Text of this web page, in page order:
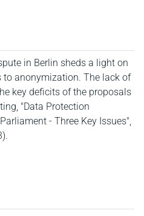
in Berlin sheds a light on
anonymization. The lack of
key deficits of the proposals
"Data Protection
- Three Key Issues",